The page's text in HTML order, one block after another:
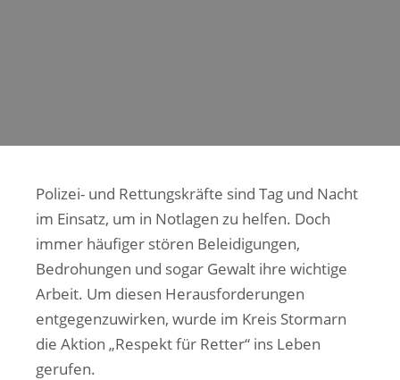
Polizei- und Rettungskräfte sind Tag und Nacht
im Einsatz, um in Notlagen zu helfen. Doch
immer häufiger stören Beleidigungen,
Bedrohungen und sogar Gewalt ihre wichtige
Arbeit. Um diesen Herausforderungen
entgegenzuwirken, wurde im Kreis Stormarn
die Aktion „Respekt für Retter“ ins Leben
gerufen.